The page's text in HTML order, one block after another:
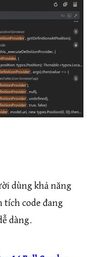
dùng khả năng
tích code đang
dàng.